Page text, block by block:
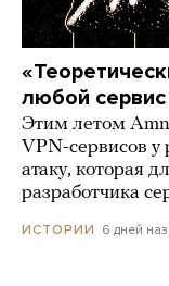
любой
Этим летом
VPN-сервисов
атаку, которая
разработчика
ИСТОРИИ 6 дней